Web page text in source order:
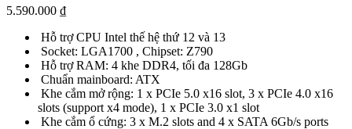
5.590.000 ₫
Hỗ trợ CPU Intel thế hệ thứ 12 và 13
Socket: LGA1700 , Chipset: Z790
Hỗ trợ RAM: 4 khe DDR4, tối đa 128Gb
Chuẩn mainboard: ATX
Khe cắm mở rộng: 1 x PCIe 5.0 x16 slot, 3 x PCIe 4.0 x16
slots (support x4 mode), 1 x PCIe 3.0 x1 slot
Khe cắm ổ cứng: 3 x M.2 slots and 4 x SATA 6Gb/s ports